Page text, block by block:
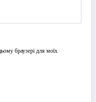
браузері для моїх